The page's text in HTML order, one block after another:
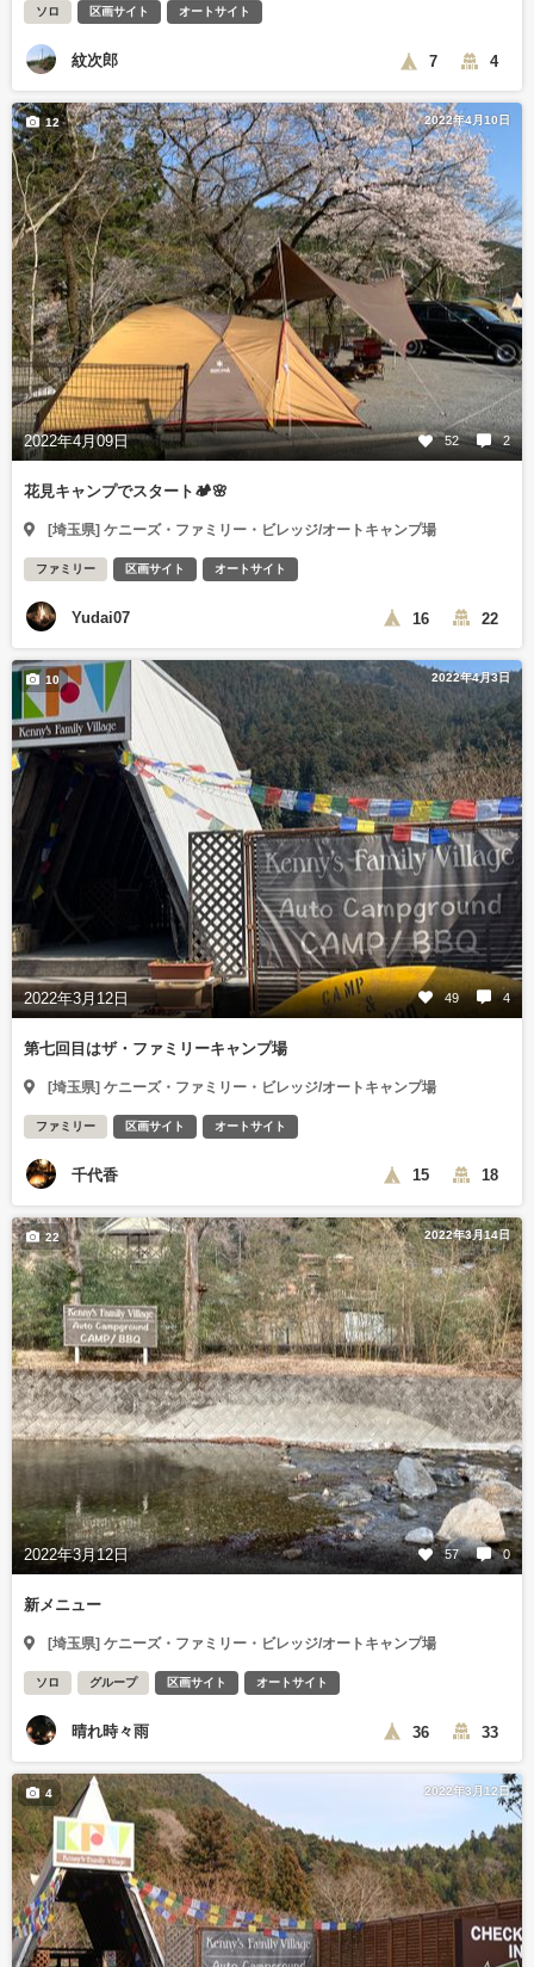
ソロ 区画サイト オートサイト
紋次郎 7 4
2022年4月10日
2022年4月09日 52 2
12
花見キャンプでスタート🏕🌸
[埼玉県] ケニーズ・ファミリー・ビレッジ/オートキャンプ場
ファミリー 区画サイト オートサイト
Yudai07 16 22
2022年4月3日
2022年3月12日 49 4
10
第七回目はザ・ファミリーキャンプ場
[埼玉県] ケニーズ・ファミリー・ビレッジ/オートキャンプ場
ファミリー 区画サイト オートサイト
千代香 15 18
2022年3月14日
2022年3月12日 57 0
22
新メニュー
[埼玉県] ケニーズ・ファミリー・ビレッジ/オートキャンプ場
ソロ グループ 区画サイト オートサイト
晴れ時々雨 36 33
2022年3月12日
4